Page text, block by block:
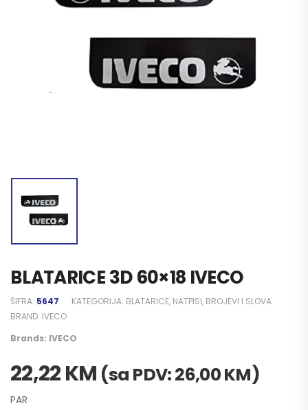
BLATARICE 3D 60×18 IVECO
ŠIFRA: 5647 KATEGORIJA: BLATARICE, NATPISI, BROJEVI I SLOVA
BRAND: IVECO
Brands: IVECO
22,22KM (sa PDV:26,00KM)
PAR